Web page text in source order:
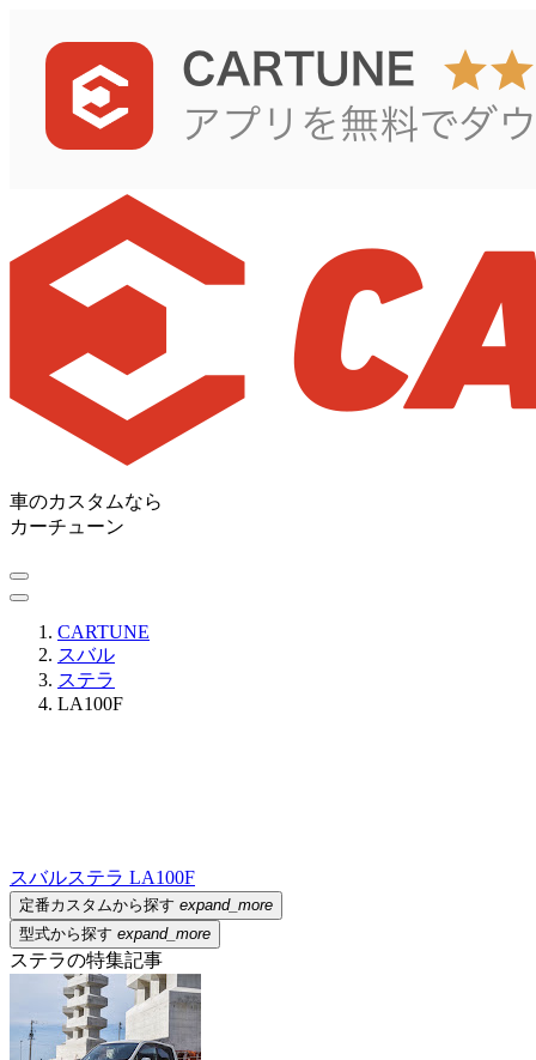
車のカスタムなら
カーチューン
CARTUNE
スバル
ステラ
LA100F
スバルステラ LA100F
定番カスタムから探す expand_more
型式から探す expand_more
ステラの特集記事